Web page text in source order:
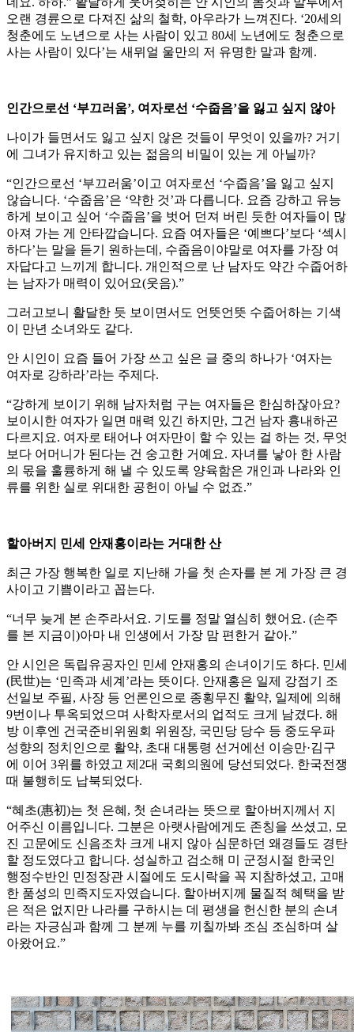
오랜 경륜으로 다져진 삶의 철학, 아우라가 느껴진다. ‘20세의
청춘에도 노년으로 사는 사람이 있고 80세 노년에도 청춘으로
사는 사람이 있다’는 새뮈얼 울만의 저 유명한 말과 함께.
인간으로선 ‘부끄러움’, 여자로선 ‘수줍음’을 잃고 싶지 않아
나이가 들면서도 잃고 싶지 않은 것들이 무엇이 있을까? 거기
에 그녀가 유지하고 있는 젊음의 비밀이 있는 게 아닐까?
“인간으로선 ‘부끄러움’이고 여자로선 ‘수줍음’을 잃고 싶지
않습니다. ‘수줍음’은 ‘약한 것’과 다릅니다. 요즘 강하고 유능
하게 보이고 싶어 ‘수줍음’을 벗어 던져 버린 듯한 여자들이 많
아져 가는 게 안타깝습니다. 요즘 여자들은 ‘예쁘다’보다 ‘섹시
하다’는 말을 듣기 원하는데, 수줍음이야말로 여자를 가장 여
자답다고 느끼게 합니다. 개인적으로 난 남자도 약간 수줍어하
는 남자가 매력이 있어요(웃음).”
그러고보니 활달한 듯 보이면서도 언뜻언뜻 수줍어하는 기색
이 만년 소녀와도 같다.
안 시인이 요즘 들어 가장 쓰고 싶은 글 중의 하나가 ‘여자는
여자로 강하라’라는 주제다.
“강하게 보이기 위해 남자처럼 구는 여자들은 한심하잖아요?
보이시한 여자가 일면 매력 있긴 하지만, 그건 남자 흉내하곤
다르지요. 여자로 태어나 여자만이 할 수 있는 걸 하는 것, 무엇
보다 어머니가 된다는 건 숭고한 거예요. 자녀를 낳아 한 사람
의 몫을 훌륭하게 해 낼 수 있도록 양육함은 개인과 나라와 인
류를 위한 실로 위대한 공헌이 아닐 수 없죠.”
할아버지 민세 안재홍이라는 거대한 산
최근 가장 행복한 일로 지난해 가을 첫 손자를 본 게 가장 큰 경
사이고 기쁨이라고 꼽는다.
“너무 늦게 본 손주라서요. 기도를 정말 열심히 했어요. (손주
를 본 지금이)아마 내 인생에서 가장 맘 편한거 같아.”
안 시인은 독립유공자인 민세 안재홍의 손녀이기도 하다. 민세
(民世)는 ‘민족과 세계’라는 뜻이다. 안재홍은 일제 강점기 조
선일보 주필, 사장 등 언론인으로 종횡무진 활약, 일제에 의해
9번이나 투옥되었으며 사학자로서의 업적도 크게 남겼다. 해
방 이후엔 건국준비위원회 위원장, 국민당 당수 등 중도우파
성향의 정치인으로 활약, 초대 대통령 선거에선 이승만·김구
에 이어 3위를 하였고 제2대 국회의원에 당선되었다. 한국전쟁
때 불행히도 납북되었다.
“혜초(惠初)는 첫 은혜, 첫 손녀라는 뜻으로 할아버지께서 지
어주신 이름입니다. 그분은 아랫사람에게도 존칭을 쓰셨고, 모
진 고문에도 신음조차 크게 내지 않아 심문하던 왜경들도 경탄
할 정도였다고 합니다. 성실하고 검소해 미 군정시절 한국인
행정수반인 민정장관 시절에도 도시락을 꼭 지참하셨고, 고매
한 품성의 민족지도자였습니다. 할아버지께 물질적 혜택을 받
은 적은 없지만 나라를 구하시는 데 평생을 헌신한 분의 손녀
라는 자긍심과 함께 그 분께 누를 끼칠까봐 조심 조심하며 살
아왔어요.”